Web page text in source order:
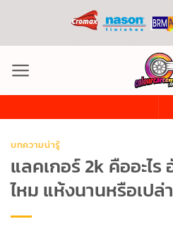
เนื้อหา
บทความน่ารู้
แลคเกอร์ 2k คืออะไ
ไหม แห้งนานหรือเปล่